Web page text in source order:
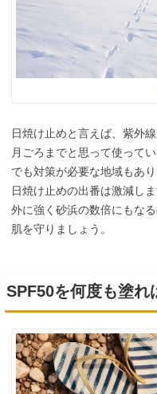
日焼け止めと言えば、紫外
月ごろまでと思って使って
でも対策が必要な地域もあ
日焼け止めの出番は激減し
外に強く砂浜の数倍にもな
肌を守りましょう。
SPF50を何度も塗れ